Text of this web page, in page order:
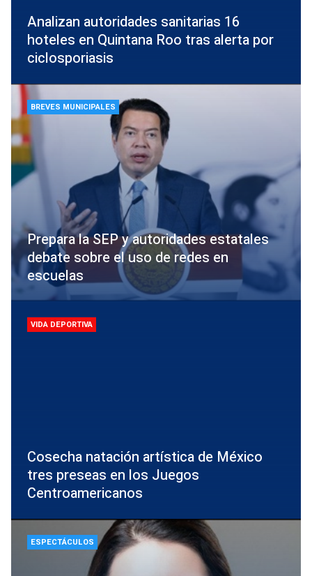
Analizan autoridades sanitarias 16
hoteles en Quintana Roo tras alerta por
ciclosporiasis
BREVES MUNICIPALES
Prepara la SEP y autoridades estatales
debate sobre el uso de redes en
escuelas
VIDA DEPORTIVA
Cosecha natación artística de México
tres preseas en los Juegos
Centroamericanos
ESPECTÁCULOS